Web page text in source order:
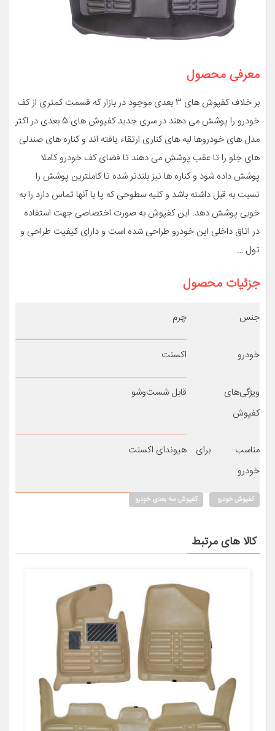
معرفی محصول
بر خلاف کفپوش های 3 بعدی موجود در بازار که قسمت کمتری از کف
خودرو را پوشش می دهند در سری جدید کفپوش های 5 بعدی در اکثر
مدل های خودروها لبه های کناری ارتقاء یافته اند و کناره های صندلی
های جلو را تا عقب پوشش می دهند تا فضای کف خودرو کاملا
پوشش داده شود و کناره ها نیز بلندتر شده تا کاملترین پوشش را
نسبت به قبل داشته باشد و کلیه سطوحی که پا با آنها تماس دارد را به
خوبی پوشش دهد. این کفپوش به صورت اختصاصی جهت استفاده
در اتاق داخلی این خودرو طراحی شده است و دارای کیفیت طراحی و
تول …
جزئیات محصول
جنس چرم
خودرو اکسنت
ویژگی‌های
کفپوش
قابل شست‌وشو
مناسب برای
خودرو
هیوندای اکسنت
کفپوش خودرو کفپوش سه بعدی خودرو
کالا های مرتبط